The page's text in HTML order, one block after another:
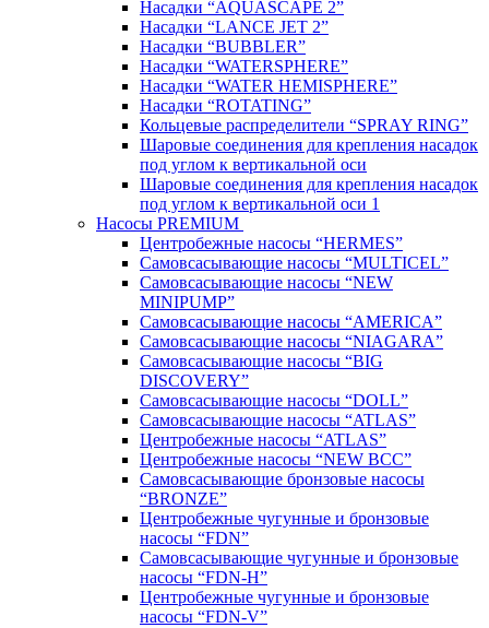
Насадки “AQUASCAPE 2”
Насадки “LANCE JET 2”
Насадки “BUBBLER”
Насадки “WATERSPHERE”
Насадки “WATER HEMISPHERE”
Насадки “ROTATING”
Кольцевые распределители “SPRAY RING”
Шаровые соединения для крепления насадок
под углом к вертикальной оси
Шаровые соединения для крепления насадок
под углом к вертикальной оси 1
Насосы PREMIUM
Центробежные насосы “HERMES”
Самовсасывающие насосы “MULTICEL”
Самовсасывающие насосы “NEW
MINIPUMP”
Самовсасывающие насосы “AMERICA”
Самовсасывающие насосы “NIAGARA”
Самовсасывающие насосы “BIG
DISCOVERY”
Самовсасывающие насосы “DOLL”
Самовсасывающие насосы “ATLAS”
Центробежные насосы “ATLAS”
Центробежные насосы “NEW BCC”
Самовсасывающие бронзовые насосы
“BRONZE”
Центробежные чугунные и бронзовые
насосы “FDN”
Самовсасывающие чугунные и бронзовые
насосы “FDN-Н”
Центробежные чугунные и бронзовые
насосы “FDN-V”